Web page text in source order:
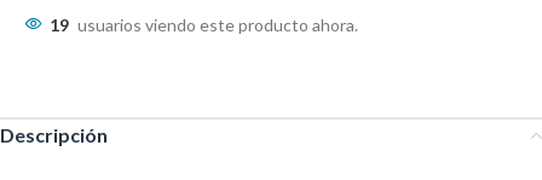
19 usuarios viendo este producto ahora.
Descripción